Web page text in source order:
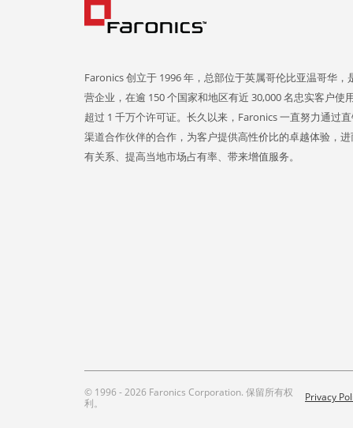
Faronics 创立于 1996 年，总部位于英属哥伦比亚温哥华，
营企业，在逾 150 个国家和地区有近 30,000 名忠实客户使
超过 1 千万个许可证。长久以来，Faronics 一直努力通过
渠道合作伙伴的合作，为客户提供高性价比的卓越体验，
有关系、提高当地市场占有率、带来增值服务。
© 1996 - 2026 Faronics Corporation. 保留所有权
利。
Privacy